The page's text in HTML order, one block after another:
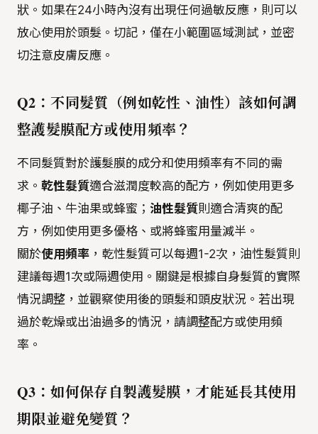
狀。如果在24小時內沒有出現任何過敏反應，則可以
放心使用於頭髮。切記，僅在小範圍區域測試，並密
切注意皮膚反應。
Q2：不同髮質（例如乾性、油性）該如何調
整護髮膜配方或使用頻率？
不同髮質對於護髮膜的成分和使用頻率有不同的需
求。 乾性髮質適合滋潤度較高的配方，例如使用更多
椰子油、牛油果或蜂蜜； 油性髮質則適合清爽的配
方，例如使用更多優格、或將蜂蜜用量減半。
關於使用頻率 ，乾性髮質可以每週1-2次，油性髮質則
建議每週1次或隔週使用。關鍵是根據自身髮質的實際
情況調整，並觀察使用後的頭髮和頭皮狀況。若出現
過於乾燥或出油過多的情況，請調整配方或使用頻
率。
Q3：如何保存自製護髮膜，才能延長其使用
期限並避免變質？